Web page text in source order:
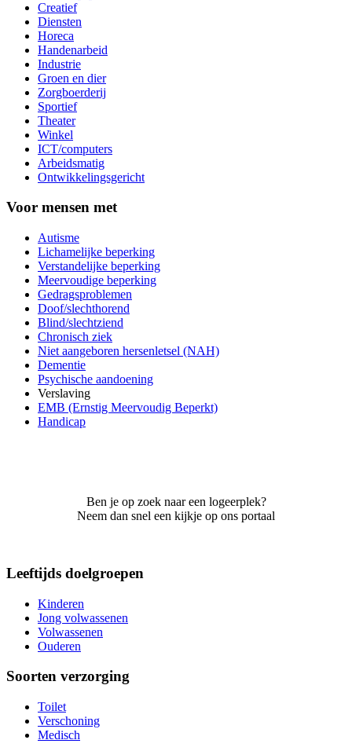
Creatief
Diensten
Horeca
Handenarbeid
Industrie
Groen en dier
Zorgboerderij
Sportief
Theater
Winkel
ICT/computers
Arbeidsmatig
Ontwikkelingsgericht
Voor mensen met
Autisme
Lichamelijke beperking
Verstandelijke beperking
Meervoudige beperking
Gedragsproblemen
Doof/slechthorend
Blind/slechtziend
Chronisch ziek
Niet aangeboren hersenletsel (NAH)
Dementie
Psychische aandoening
Verslaving
EMB (Ernstig Meervoudig Beperkt)
Handicap
Ben je op zoek naar een logeerplek?
Neem dan snel een kijkje op ons portaal
Leeftijds doelgroepen
Kinderen
Jong volwassenen
Volwassenen
Ouderen
Soorten verzorging
Toilet
Verschoning
Medisch